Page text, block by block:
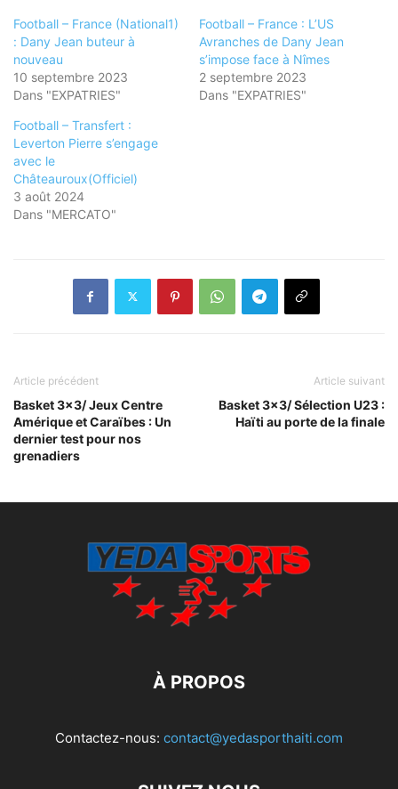
Football – France (National1)
: Dany Jean buteur à
nouveau
10 septembre 2023
Dans "EXPATRIES"
Football – France : L’US
Avranches de Dany Jean
s’impose face à Nîmes
2 septembre 2023
Dans "EXPATRIES"
Football – Transfert :
Leverton Pierre s’engage
avec le
Châteauroux(Officiel)
3 août 2024
Dans "MERCATO"
Article précédent
Basket 3×3/ Jeux Centre
Amérique et Caraïbes : Un
dernier test pour nos
grenadiers
Article suivant
Basket 3×3/ Sélection U23 :
Haïti au porte de la finale
À PROPOS
Contactez-nous: contact@yedasporthaiti.com